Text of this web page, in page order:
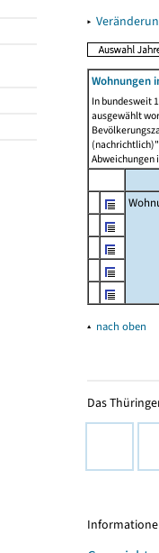
▸
Wohnungen
In bundesweit
ausgewählt
Abweichungen
▴ nach oben
Das